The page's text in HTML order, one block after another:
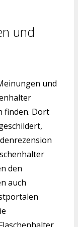
und
und
finden. Dort
den
auch